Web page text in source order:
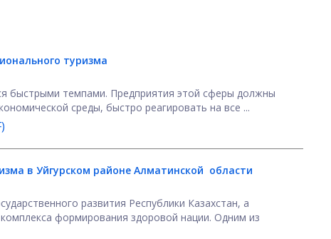
туризма
быстрыми темпами. Предприятия этой сферы должны
среды, быстро реагировать на все ...
в Уйгурском районе Алматинской области
развития Республики Казахстан, а
формирования здоровой нации. Одним из